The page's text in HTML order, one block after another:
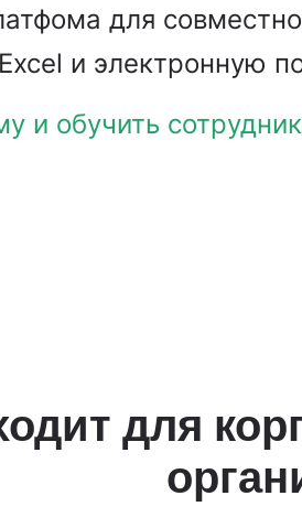
для
и электронную
и обучить
для